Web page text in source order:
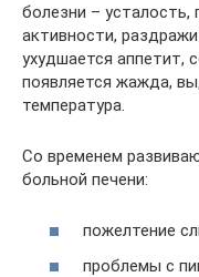
болезни – усталость,
активности,
ухудшается аппетит,
появляется жажда,
температура.
Со временем
больной печени:
пожелтение
проблемы с